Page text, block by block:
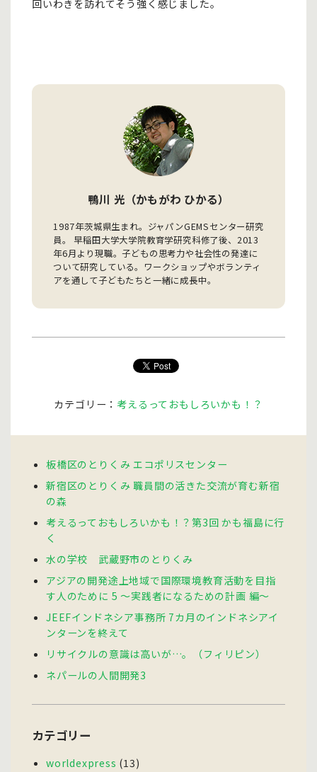
回いわきを訪れてそう強く感じました。
鴨川 光（かもがわ ひかる）
1987年茨城県生まれ。ジャパンGEMSセンター研究
員。 早稲田大学大学院教育学研究科修了後、2013
年6月より現職。子どもの思考力や社会性の発達に
ついて研究している。ワークショップやボランティ
アを通して子どもたちと一緒に成長中。
カテゴリー： 考えるっておもしろいかも！？
板橋区のとりくみ エコポリスセンター
新宿区のとりくみ 職員間の活きた交流が育む新宿
の森
考えるっておもしろいかも！？第3回 かも福島に行
く
水の学校 武蔵野市のとりくみ
アジアの開発途上地域で国際環境教育活動を目指
す人のために 5 〜実践者になるための計画 編〜
JEEFインドネシア事務所 7カ月のインドネシアイ
ンターンを終えて
リサイクルの意識は高いが…。（フィリピン）
ネパールの人間開発3
カテゴリー
worldexpress (13)